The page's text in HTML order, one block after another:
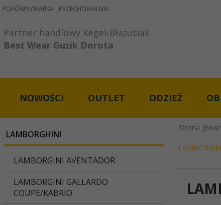
PORÓWNYWARKA PRZECHOWALNIA
Partner handlowy Kegel-Błażusiak
Best Wear Guzik Dorota
NOWOŚCI OUTLET ODZIEŻ
LAMBORGHINI
LAMBORGINI AVENTADOR
LAMBORGINI GALLARDO
COUPE/KABRIO
Strona